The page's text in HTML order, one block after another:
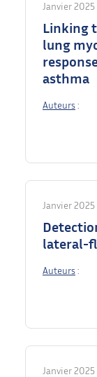
Janvier 2025
Linking
lung
asthma
Auteurs :
Janvier 2025
lateral-
Auteurs :
Janvier 2025